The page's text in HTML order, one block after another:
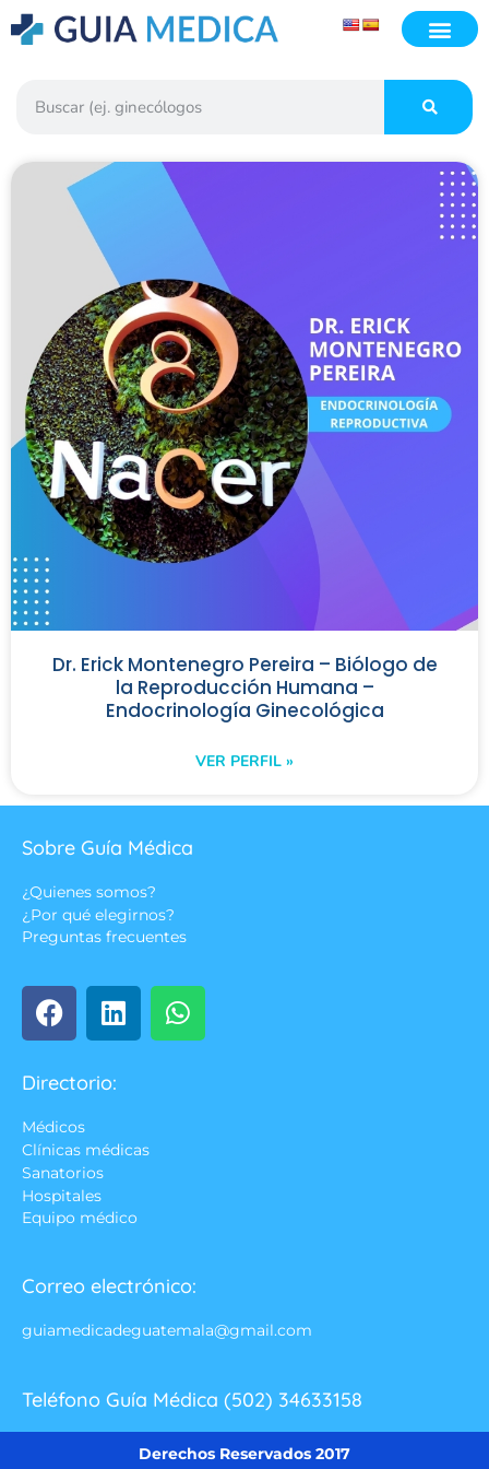
Dr. Erick Montenegro Pereira – Biólogo de
la Reproducción Humana –
Endocrinología Ginecológica
VER PERFIL »
Sobre Guía Médica
¿Quienes somos?
¿Por qué elegirnos?
Preguntas frecuentes
Directorio:
Médicos
Clínicas médicas
Sanatorios
Hospitales
Equipo médico
Correo electrónico:
guiamedicadeguatemala@gmail.com
Teléfono Guía Médica (502) 34633158
Derechos Reservados 2017